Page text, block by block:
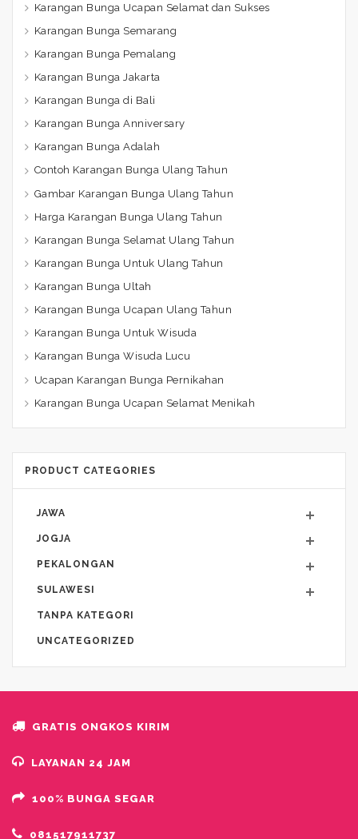
Karangan Bunga Ucapan Selamat dan Sukses
Karangan Bunga Semarang
Karangan Bunga Pemalang
Karangan Bunga Jakarta
Karangan Bunga di Bali
Karangan Bunga Anniversary
Karangan Bunga Adalah
Contoh Karangan Bunga Ulang Tahun
Gambar Karangan Bunga Ulang Tahun
Harga Karangan Bunga Ulang Tahun
Karangan Bunga Selamat Ulang Tahun
Karangan Bunga Untuk Ulang Tahun
Karangan Bunga Ultah
Karangan Bunga Ucapan Ulang Tahun
Karangan Bunga Untuk Wisuda
Karangan Bunga Wisuda Lucu
Ucapan Karangan Bunga Pernikahan
Karangan Bunga Ucapan Selamat Menikah
PRODUCT CATEGORIES
JAWA
JOGJA
PEKALONGAN
SULAWESI
TANPA KATEGORI
UNCATEGORIZED
GRATIS ONGKOS KIRIM
LAYANAN 24 JAM
100% BUNGA SEGAR
081517911737